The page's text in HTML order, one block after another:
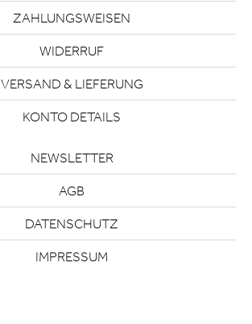
ZAHLUNGSWEISEN
WIDERRUF
VERSAND & LIEFERUNG
KONTO DETAILS
NEWSLETTER
AGB
DATENSCHUTZ
IMPRESSUM